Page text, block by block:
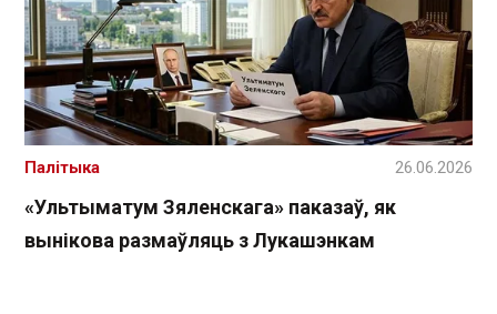
«Ультыматум Зяленскага» паказаў, як
вынікова размаўляць з Лукашэнкам
Палітыка 26.06.2026